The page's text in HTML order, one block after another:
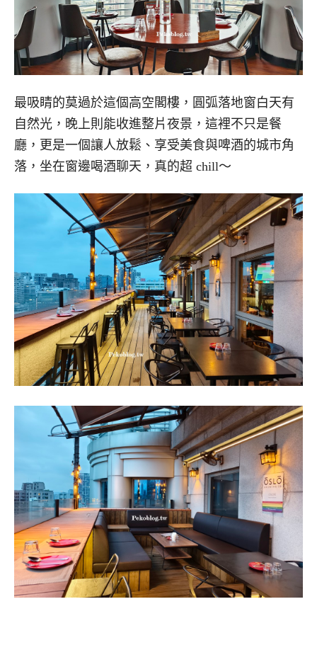
最吸睛的莫過於這個高空閣樓，圓弧落地窗白天有
自然光，晚上則能收進整片夜景，這裡不只是餐
廳，更是一個讓人放鬆、享受美食與啤酒的城市角
落，坐在窗邊喝酒聊天，真的超 chill～